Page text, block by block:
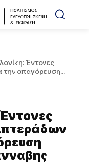
Έντονες
την απαγόρευση...